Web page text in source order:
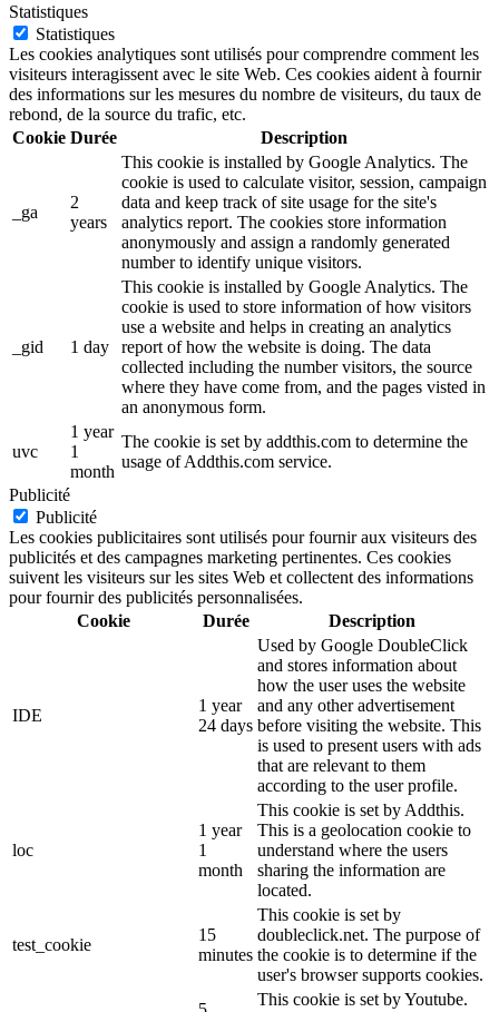
Statistiques
Statistiques
Les cookies analytiques sont utilisés pour comprendre comment les
visiteurs interagissent avec le site Web. Ces cookies aident à fournir
des informations sur les mesures du nombre de visiteurs, du taux de
rebond, de la source du trafic, etc.
Cookie Durée Description
_ga
2
years
This cookie is installed by Google Analytics. The
cookie is used to calculate visitor, session, campaign
data and keep track of site usage for the site's
analytics report. The cookies store information
anonymously and assign a randomly generated
number to identify unique visitors.
_gid 1 day
This cookie is installed by Google Analytics. The
cookie is used to store information of how visitors
use a website and helps in creating an analytics
report of how the website is doing. The data
collected including the number visitors, the source
where they have come from, and the pages visted in
an anonymous form.
uvc
1 year
1
month
The cookie is set by addthis.com to determine the
usage of Addthis.com service.
Publicité
Publicité
Les cookies publicitaires sont utilisés pour fournir aux visiteurs des
publicités et des campagnes marketing pertinentes. Ces cookies
suivent les visiteurs sur les sites Web et collectent des informations
pour fournir des publicités personnalisées.
Cookie
Durée Description
IDE
1 year
24 days
Used by Google DoubleClick
and stores information about
how the user uses the website
and any other advertisement
before visiting the website. This
is used to present users with ads
that are relevant to them
according to the user profile.
loc
1 year
1
month
This cookie is set by Addthis.
This is a geolocation cookie to
understand where the users
sharing the information are
located.
test_cookie
15
minutes
This cookie is set by
doubleclick.net. The purpose of
the cookie is to determine if the
user's browser supports cookies.
This cookie is set by Youtube.